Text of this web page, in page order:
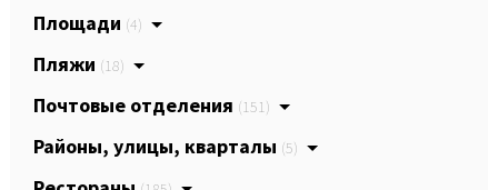
Площади (4)
Пляжи (18)
Почтовые отделения (151)
Районы, улицы, кварталы (5)